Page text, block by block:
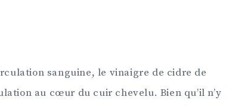
sanguine, le vinaigre de cidre de
au cœur du cuir chevelu. Bien qu’il n’y